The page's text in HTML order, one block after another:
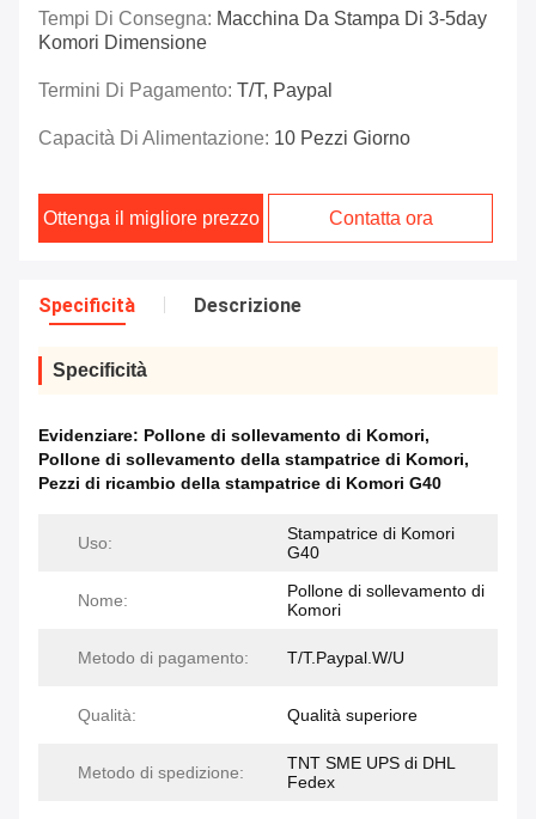
Tempi Di Consegna: Macchina Da Stampa Di 3-5day
Komori Dimensione
Termini Di Pagamento: T/T, Paypal
Capacità Di Alimentazione: 10 Pezzi Giorno
Ottenga il migliore prezzo Contatta ora
Specificità Descrizione
Specificità
Evidenziare: Pollone di sollevamento di Komori,
Pollone di sollevamento della stampatrice di Komori,
Pezzi di ricambio della stampatrice di Komori G40
Uso:
Stampatrice di Komori
G40
Nome:
Pollone di sollevamento di
Komori
Metodo di pagamento: T/T.Paypal.W/U
Qualità: Qualità superiore
Metodo di spedizione:
TNT SME UPS di DHL
Fedex